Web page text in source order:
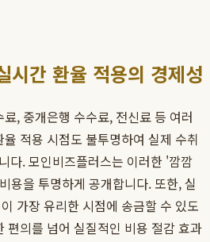
시간 환율 적용의 경제성
, 중개은행 수수료, 전신료 등 여러
적용 시점도 불투명하여 실제 수취
다. 모인비즈플러스는 이러한 '깜깜
용을 투명하게 공개합니다. 또한, 실
가장 유리한 시점에 송금할 수 있도
편의를 넘어 실질적인 비용 절감 효과